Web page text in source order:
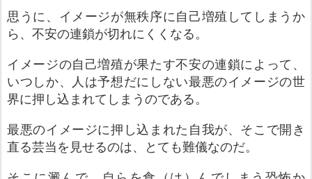
思うに、イメージが無秩序に自己増殖してしまうか
ら、不安の連鎖が切れにくくなる。
イメージの自己増殖が果たす不安の連鎖によって、
いつしか、人は予想だにしない最悪のイメージの世
界に押し込まれてしまうのである。
最悪のイメージに押し込まれた自我が、そこで開き
直る芸当を見せるのは、とても難儀なのだ。